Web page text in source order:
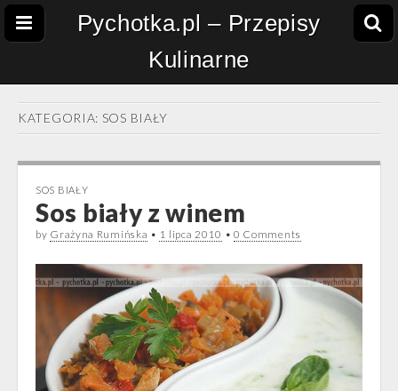
Pychotka.pl – Przepisy
Kulinarne
KATEGORIA: SOS BIAŁY
SOS BIAŁY
Sos biały z winem
by Grażyna Rumińska • 1 lipca 2010 • 0 Comments